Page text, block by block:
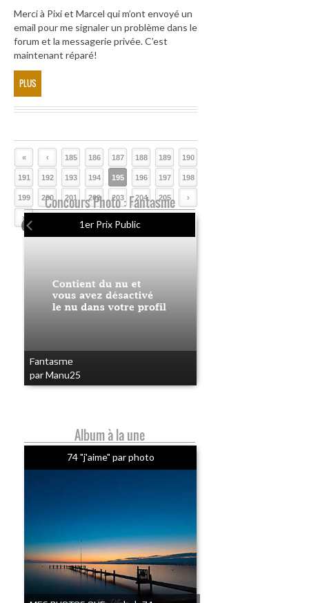
Merci à Pixi et Marcel qui m’ont envoyé un
email pour me signaler un problème dans le
forum et la messagerie privée. C’est
maintenant réparé!
PLUS
« ‹ 185 186 187 188 189 190
191 192 193 194 195 196 197 198
199 200 201 202 203 204 205 ›
»
Concours Photo : Fantasme
1er Prix Public
Fantasme
par Manu25
Album à la une
74 "j'aime" par photo